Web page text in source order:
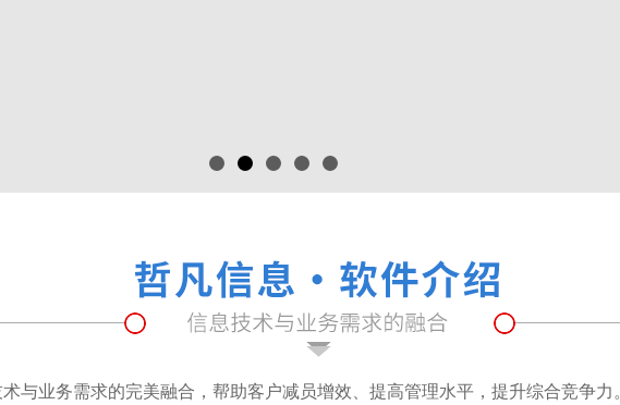
与业务需求的完美融合，帮助客户减员增效、提高管理水平，提升综合竞争力。